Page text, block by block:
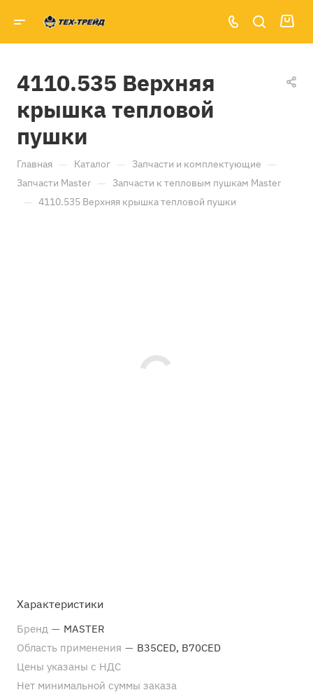
4110.535 Верхняя
крышка тепловой
пушки
Главная — Каталог — Запчасти и комплектующие —
Запчасти Master — Запчасти к тепловым пушкам Master
— 4110.535 Верхняя крышка тепловой пушки
Характеристики
Бренд — MASTER
Область применения — B35CED, B70CED
Цены указаны с НДС
Нет минимальной суммы заказа